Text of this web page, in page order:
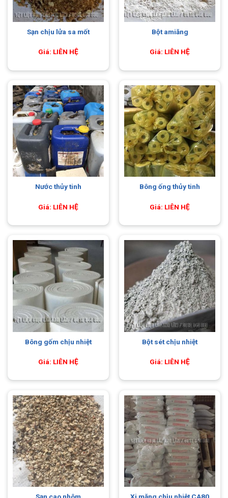
Sạn chịu lửa sa mốt
Giá: LIÊN HỆ
Bột amiăng
Giá: LIÊN HỆ
Nước thủy tinh
Giá: LIÊN HỆ
Bông ống thủy tinh
Giá: LIÊN HỆ
Bông gốm chịu nhiệt
Giá: LIÊN HỆ
Bột sét chịu nhiệt
Giá: LIÊN HỆ